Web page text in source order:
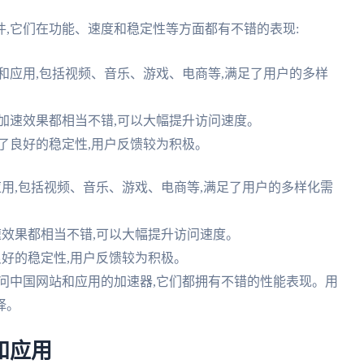
它们在功能、速度和稳定性等方面都有不错的表现:
应用,包括视频、音乐、游戏、电商等,满足了用户的多样
效果都相当不错,可以大幅提升访问速度。
好的稳定性,用户反馈较为积极。
,包括视频、音乐、游戏、电商等,满足了用户的多样化需
果都相当不错,可以大幅提升访问速度。
的稳定性,用户反馈较为积极。
中国网站和应用的加速器,它们都拥有不错的性能表现。用
应用